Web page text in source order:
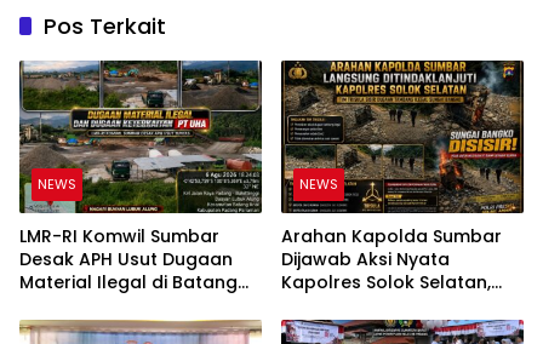
Pos Terkait
NEWS
LMR-RI Komwil Sumbar
Desak APH Usut Dugaan
Material Ilegal di Batang
PT UHA Diminta Diselidiki
NEWS
Arahan Kapolda Sumbar
Dijawab Aksi Nyata
Kapolres Solok Selatan,
Bukan Sekadar Slogan